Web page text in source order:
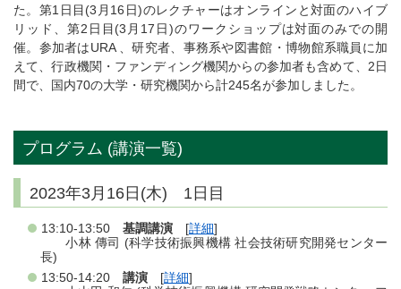
た。第1日目(3月16日)のレクチャーはオンラインと対面のハイブ
リッド、第2日目(3月17日)のワークショップは対面のみでの開
催。参加者はURA 、研究者、事務系や図書館・博物館系職員に加
えて、行政機関・ファンディング機関からの参加者も含めて、2日
間で、国内70の大学・研究機関から計245名が参加しました。
プログラム (講演一覧)
2023年3月16日(木) 1日目
13:10-13:50 基調講演 [詳細]
小林 傳司 (科学技術振興機構 社会技術研究開発センター
長)
13:50-14:20 講演 [詳細]